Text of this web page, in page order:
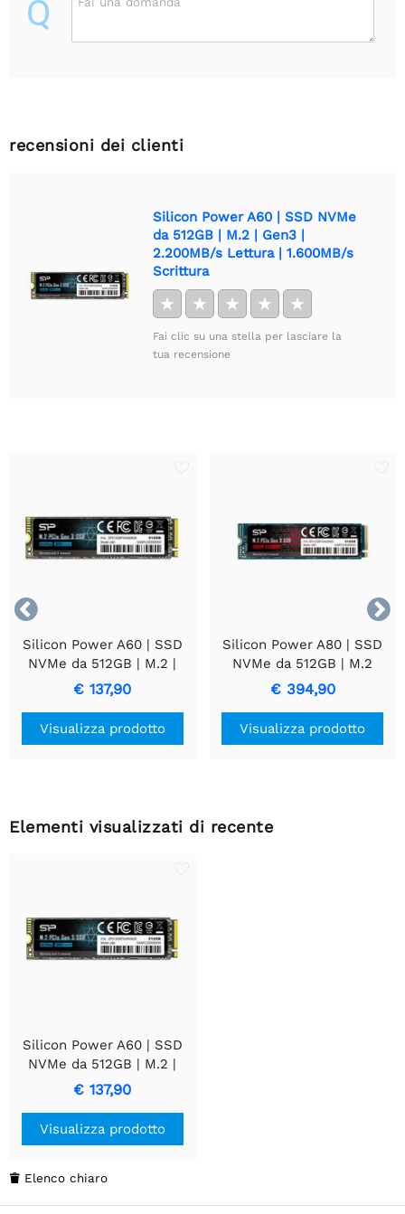
Q
recensioni dei clienti
Silicon Power A60 | SSD NVMe
da 512GB | M.2 | Gen3 |
2.200MB/s Lettura | 1.600MB/s
Scrittura
★ ★ ★ ★ ★
Fai clic su una stella per lasciare la
tua recensione


Silicon Power A60 | SSD
NVMe da 512GB | M.2 |
Gen3 | 2.200MB/s Lettura
| 1.600MB/s Scrittura
€ 137,90
Visualizza prodotto
Silicon Power A80 | SSD
NVMe da 512GB | M.2
Gen3 | 2.700MB/s lettura |
1.400MB/s scrittura
€ 394,90
Visualizza prodotto
Elementi visualizzati di recente
Silicon Power A60 | SSD
NVMe da 512GB | M.2 |
Gen3 | 2.200MB/s Lettura
| 1.600MB/s Scrittura
€ 137,90
Visualizza prodotto
 Elenco chiaro